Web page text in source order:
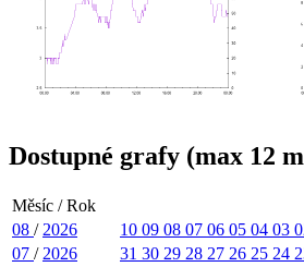
Dostupné grafy (max 12
Měsíc / Rok
08 / 2026 10 09 08 07 06 05 04 03
07 / 2026 31 30 29 28 27 26 25 24